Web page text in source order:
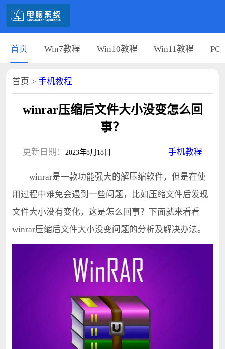
首页 Win7教程 Win10教程 Win11教程 PC
首页 > 手机教程
winrar压缩后文件大小没变怎么回
事？
更新日期： 2023年8月18日 手机教程
winrar是一款功能强大的解压缩软件，但是在使
用过程中难免会遇到一些问题，比如压缩文件后发现
文件大小没有变化，这是怎么回事？下面就来看看
winrar压缩后文件大小没变问题的分析及解决办法。